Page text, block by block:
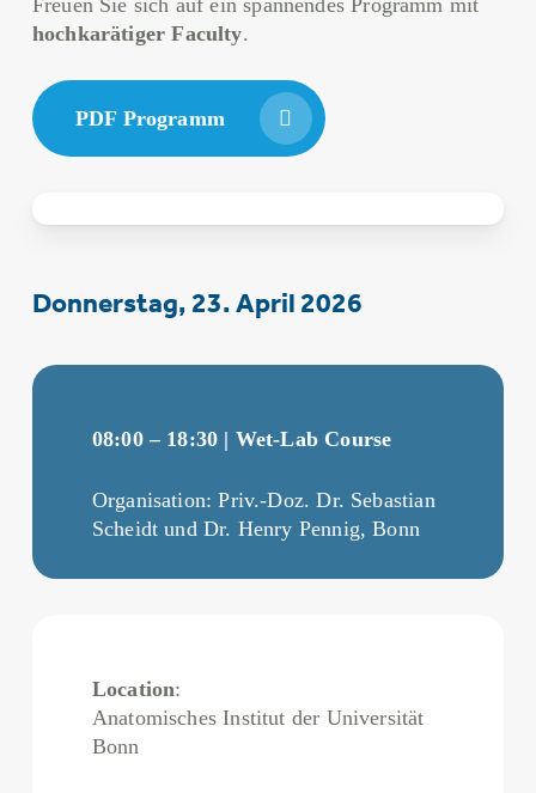
Freuen Sie sich auf ein spannendes Programm mit
hochkarätiger Faculty.
PDF Programm
Donnerstag, 23. April 2026
08:00 – 18:30 | Wet-Lab Course
Organisation: Priv.-Doz. Dr. Sebastian
Scheidt und Dr. Henry Pennig, Bonn
Location:
Anatomisches Institut der Universität
Bonn